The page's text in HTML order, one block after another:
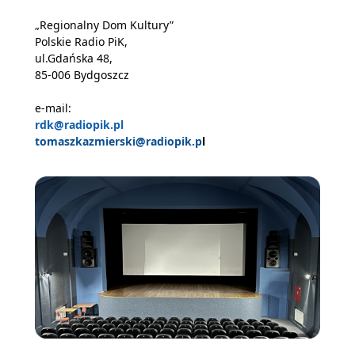
„Regionalny Dom Kultury”
Polskie Radio PiK,
ul.Gdańska 48,
85-006 Bydgoszcz
e-mail:
rdk@radiopik.pl
tomaszkazmierski@radiopik.pl